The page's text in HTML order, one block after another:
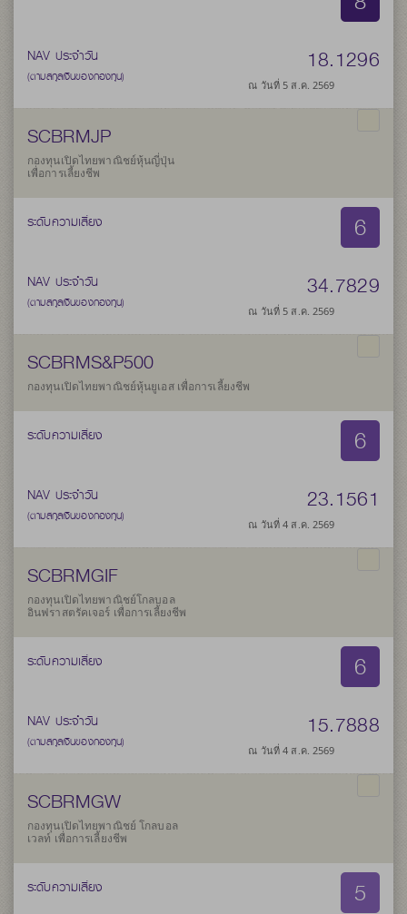
NAV ประจำวัน
(ตามสกุลเงินของกองทุน)
18.1296
ณ วันที่ 5 ส.ค. 2569
SCBRMJP
กองทุนเปิดไทยพาณิชย์หุ้นญี่ปุ่น
เพื่อการเลี้ยงชีพ
ระดับความเสี่ยง 6
NAV ประจำวัน
(ตามสกุลเงินของกองทุน)
34.7829
ณ วันที่ 5 ส.ค. 2569
SCBRMS&P500
กองทุนเปิดไทยพาณิชย์หุ้นยูเอส เพื่อการเลี้ยงชีพ
ระดับความเสี่ยง 6
NAV ประจำวัน
(ตามสกุลเงินของกองทุน)
23.1561
ณ วันที่ 4 ส.ค. 2569
SCBRMGIF
กองทุนเปิดไทยพาณิชย์โกลบอล
อินฟราสตรัคเจอร์ เพื่อการเลี้ยงชีพ
ระดับความเสี่ยง 6
NAV ประจำวัน
(ตามสกุลเงินของกองทุน)
15.7888
ณ วันที่ 4 ส.ค. 2569
SCBRMGW
กองทุนเปิดไทยพาณิชย์ โกลบอล
เวลท์ เพื่อการเลี้ยงชีพ
ระดับความเสี่ยง 5